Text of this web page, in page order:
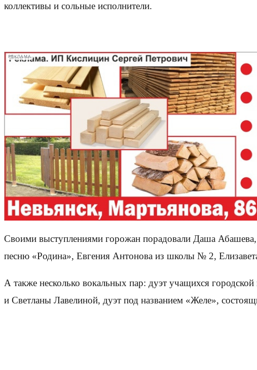
коллективы и сольные исполнители.
РЕКЛАМА
Своими выступлениями горожан порадовали Даша Абашева,
песню «Родина», Евгения Антонова из школы № 2,
А также несколько вокальных пар: дуэт учащихся
и Светланы Лавелиной, дуэт под названием «Желе»,